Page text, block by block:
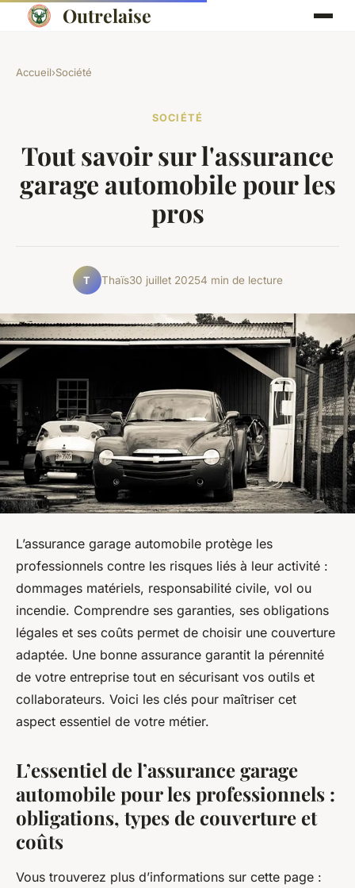
Outrelaise
Accueil›Société
SOCIÉTÉ
Tout savoir sur l'assurance
garage automobile pour les
pros
T Thaïs30 juillet 20254 min de lecture
L’assurance garage automobile protège les
professionnels contre les risques liés à leur activité :
dommages matériels, responsabilité civile, vol ou
incendie. Comprendre ses garanties, ses obligations
légales et ses coûts permet de choisir une couverture
adaptée. Une bonne assurance garantit la pérennité
de votre entreprise tout en sécurisant vos outils et
collaborateurs. Voici les clés pour maîtriser cet
aspect essentiel de votre métier.
L’essentiel de l’assurance garage
automobile pour les professionnels :
obligations, types de couverture et
coûts
Vous trouverez plus d’informations sur cette page :